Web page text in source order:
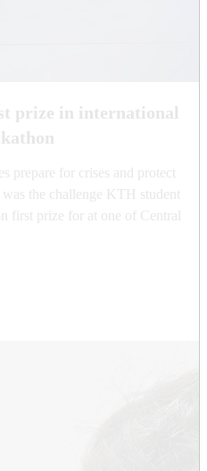
prize in international
prepare for crises and protect
was the challenge KTH student
first prize for at one of Central